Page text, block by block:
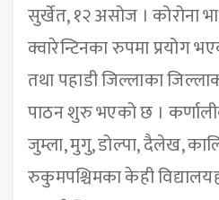
सुर्खेत, १२ असोज । कोरोना
क्वारेन्टिनका रुपमा प्रयोग
तथा पहाडी जिल्लाका
पाठन शुरु भएको छ ।
जुम्ला, मुगु, डोल्पा, दैलेख,
रुकुमपश्चिमका केही